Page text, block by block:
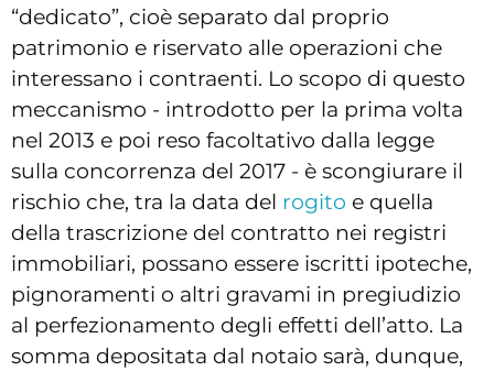
“dedicato”, cioè separato dal proprio
patrimonio e riservato alle operazioni che
interessano i contraenti. Lo scopo di questo
meccanismo - introdotto per la prima volta
nel 2013 e poi reso facoltativo dalla legge
sulla concorrenza del 2017 - è scongiurare il
rischio che, tra la data del rogito e quella
della trascrizione del contratto nei registri
immobiliari, possano essere iscritti ipoteche,
pignoramenti o altri gravami in pregiudizio
al perfezionamento degli effetti dell’atto. La
somma depositata dal notaio sarà, dunque,